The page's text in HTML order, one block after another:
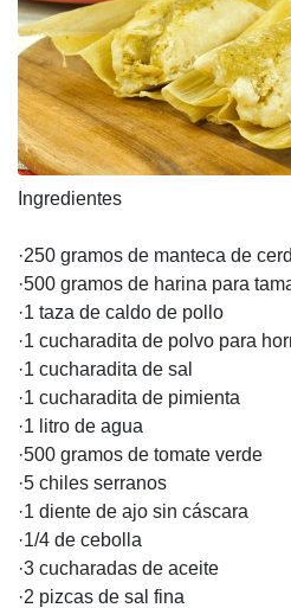
Ingredientes
·250 gramos de manteca de
·500 gramos de harina para
·1 taza de caldo de pollo
·1 cucharadita de polvo para
·1 cucharadita de sal
·1 cucharadita de pimienta
·1 litro de agua
·500 gramos de tomate verde
·5 chiles serranos
·1 diente de ajo sin cáscara
·1/4 de cebolla
·3 cucharadas de aceite
·2 pizcas de sal fina